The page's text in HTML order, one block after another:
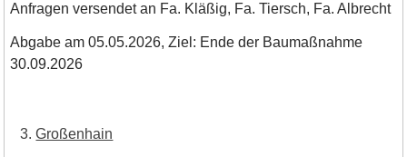
Anfragen versendet an Fa. Kläßig, Fa. Tiersch, Fa. Albrecht
Abgabe am 05.05.2026, Ziel: Ende der Baumaßnahme
30.09.2026
Großenhain